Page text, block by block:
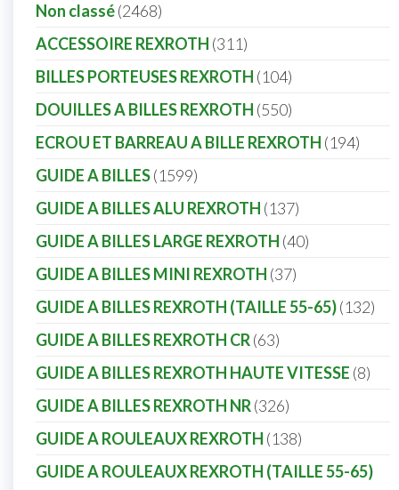
Non classé 2468
ACCESSOIRE REXROTH 311
BILLES PORTEUSES REXROTH 104
DOUILLES A BILLES REXROTH 550
ECROU ET BARREAU A BILLE REXROTH 194
GUIDE A BILLES 1599
GUIDE A BILLES ALU REXROTH 137
GUIDE A BILLES LARGE REXROTH 40
GUIDE A BILLES MINI REXROTH 37
GUIDE A BILLES REXROTH (TAILLE 55-65) 132
GUIDE A BILLES REXROTH CR 63
GUIDE A BILLES REXROTH HAUTE VITESSE 8
GUIDE A BILLES REXROTH NR 326
GUIDE A ROULEAUX REXROTH 138
GUIDE A ROULEAUX REXROTH (TAILLE 55-65)